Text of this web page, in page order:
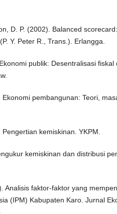
D. P. (2002). Balanced
Y. Peter R., Trans.). Erlangga.
publik: Desentralisasi fiskal
pembangunan: Teori,
kemiskinan. YKPM.
kemiskinan dan distribusi
Analisis faktor-faktor yang
(IPM) Kabupaten Karo. Jurnal